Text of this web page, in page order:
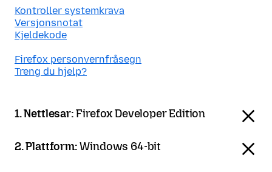
Kontroller systemkrava
Versjonsnotat
Kjeldekode
Firefox personvernfråsegn
Treng du hjelp?
1. Nettlesar:Firefox Developer Edition
2. Plattform:Windows 64-bit